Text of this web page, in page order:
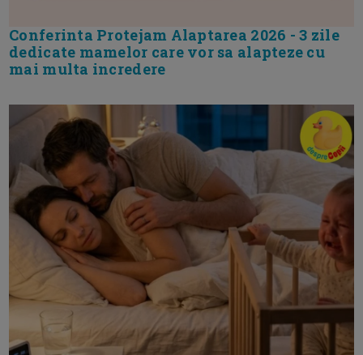
Conferinta Protejam Alaptarea 2026 - 3 zile
dedicate mamelor care vor sa alapteze cu
mai multa incredere